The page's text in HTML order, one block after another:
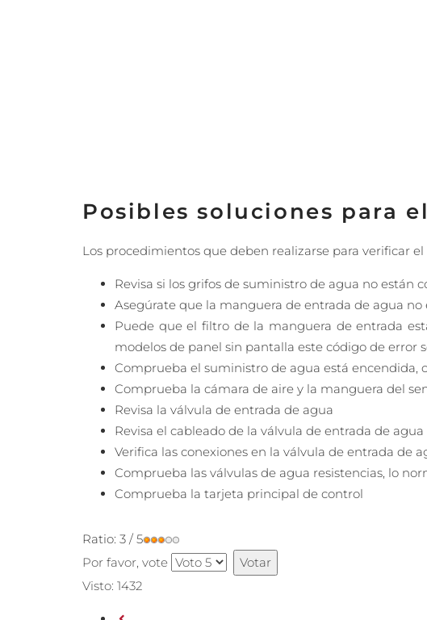
Posibles soluciones para
Los procedimientos que deben realizarse para verificar
Revisa si los grifos de suministro de agua no están
Asegúrate que la manguera de entrada de agua no
Puede que el filtro de la manguera de entrada
modelos de panel sin pantalla este código de error
Comprueba el suministro de agua está encendida,
Comprueba la cámara de aire y la manguera del
Revisa la válvula de entrada de agua
Revisa el cableado de la válvula de entrada de agua
Verifica las conexiones en la válvula de entrada de
Comprueba las válvulas de agua resistencias, lo
Comprueba la tarjeta principal de control
Ratio: 3 / 5
Por favor, vote
Visto: 1432